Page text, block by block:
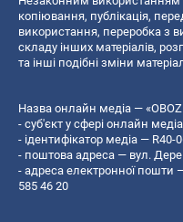
копiювання, публiкацiя,
використання, переробка з
складу інших матеріалів,
та інші подібні зміни
Назва онлайн медіа —
- суб'єкт у сфері онлайн
- ідентифікатор медіа — R40-
- поштова адреса — вул.
- адреса електронної пошти
585 46 20